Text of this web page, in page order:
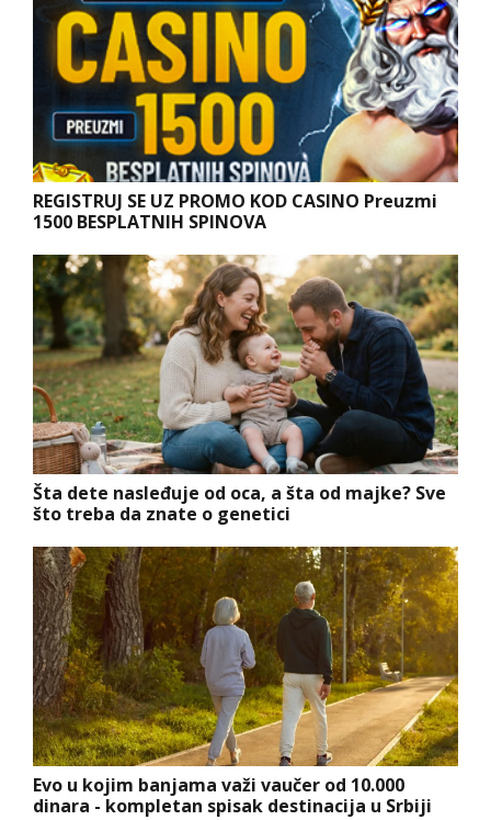
REGISTRUJ SE UZ PROMO KOD CASINO Preuzmi
1500 BESPLATNIH SPINOVA
Šta dete nasleđuje od oca, a šta od majke? Sve
što treba da znate o genetici
Evo u kojim banjama važi vaučer od 10.000
dinara - kompletan spisak destinacija u Srbiji